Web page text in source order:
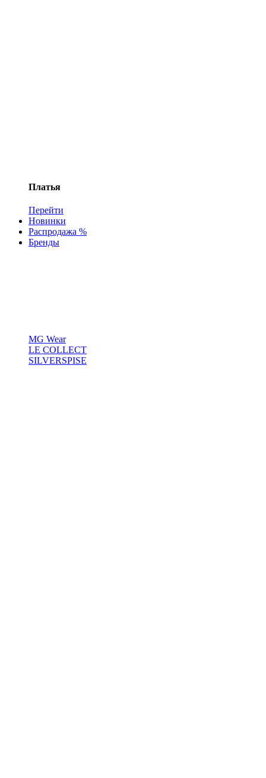
Платья
Перейти
Новинки
Распродажа %
Бренды
MG Wear
LE COLLECT
SILVERSPISE